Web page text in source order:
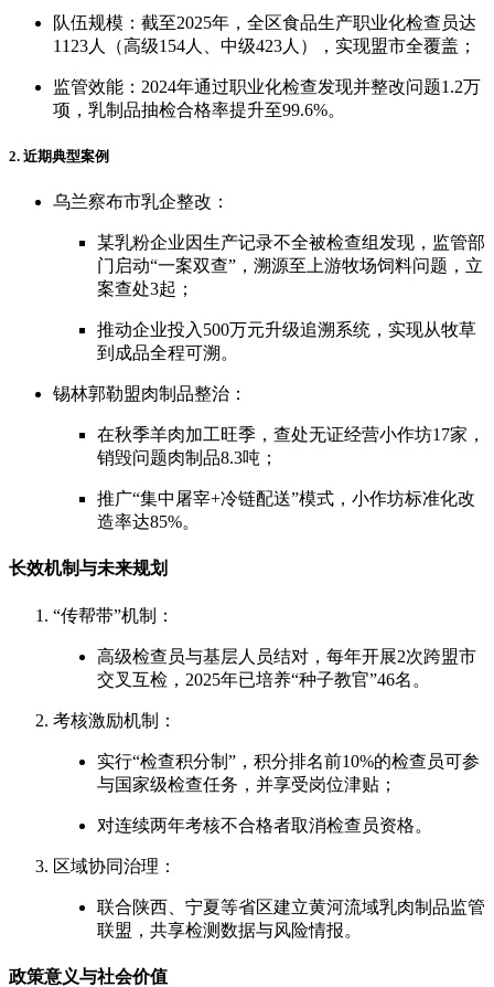
队伍规模：截至2025年，全区食品生产职业化检查员达
1123人（高级154人、中级423人），实现盟市全覆盖；
监管效能：2024年通过职业化检查发现并整改问题1.2万
项，乳制品抽检合格率提升至99.6%。
2. 近期典型案例
乌兰察布市乳企整改：
某乳粉企业因生产记录不全被检查组发现，监管部
门启动“一案双查”，溯源至上游牧场饲料问题，立
案查处3起；
推动企业投入500万元升级追溯系统，实现从牧草
到成品全程可溯。
锡林郭勒盟肉制品整治：
在秋季羊肉加工旺季，查处无证经营小作坊17家，
销毁问题肉制品8.3吨；
推广“集中屠宰+冷链配送”模式，小作坊标准化改
造率达85%。
长效机制与未来规划
“传帮带”机制：
高级检查员与基层人员结对，每年开展2次跨盟市
交叉互检，2025年已培养“种子教官”46名。
考核激励机制：
实行“检查积分制”，积分排名前10%的检查员可参
与国家级检查任务，并享受岗位津贴；
对连续两年考核不合格者取消检查员资格。
区域协同治理：
联合陕西、宁夏等省区建立黄河流域乳肉制品监管
联盟，共享检测数据与风险情报。
政策意义与社会价值